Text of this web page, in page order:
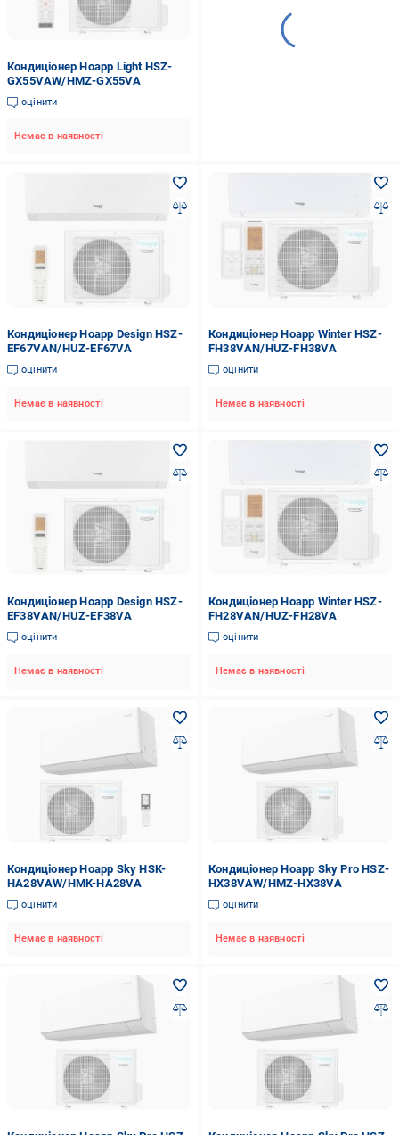
Кондиціонер Hoapp Light HSZ-
GX55VAW/HMZ-GX55VA
оцінити
Немає в наявності
Кондиціонер Hoapp Design HSZ-
EF67VAN/HUZ-EF67VA
оцінити
Немає в наявності
Кондиціонер Hoapp Winter HSZ-
FH38VAN/HUZ-FH38VA
оцінити
Немає в наявності
Кондиціонер Hoapp Design HSZ-
EF38VAN/HUZ-EF38VA
оцінити
Немає в наявності
Кондиціонер Hoapp Winter HSZ-
FH28VAN/HUZ-FH28VA
оцінити
Немає в наявності
Кондиціонер Hoapp Sky HSK-
HA28VAW/HMK-HA28VA
оцінити
Немає в наявності
Кондиціонер Hoapp Sky Pro HSZ-
HX38VAW/HMZ-HX38VA
оцінити
Немає в наявності